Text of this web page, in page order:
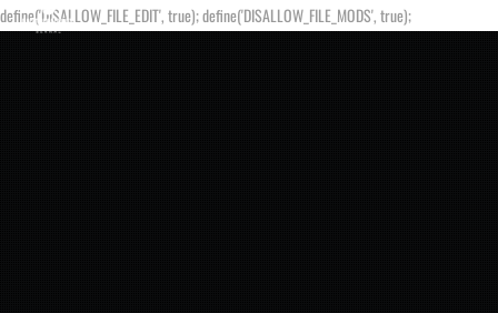
define('DISALLOW_FILE_EDIT', true); define('DISALLOW_FILE_MODS', true);